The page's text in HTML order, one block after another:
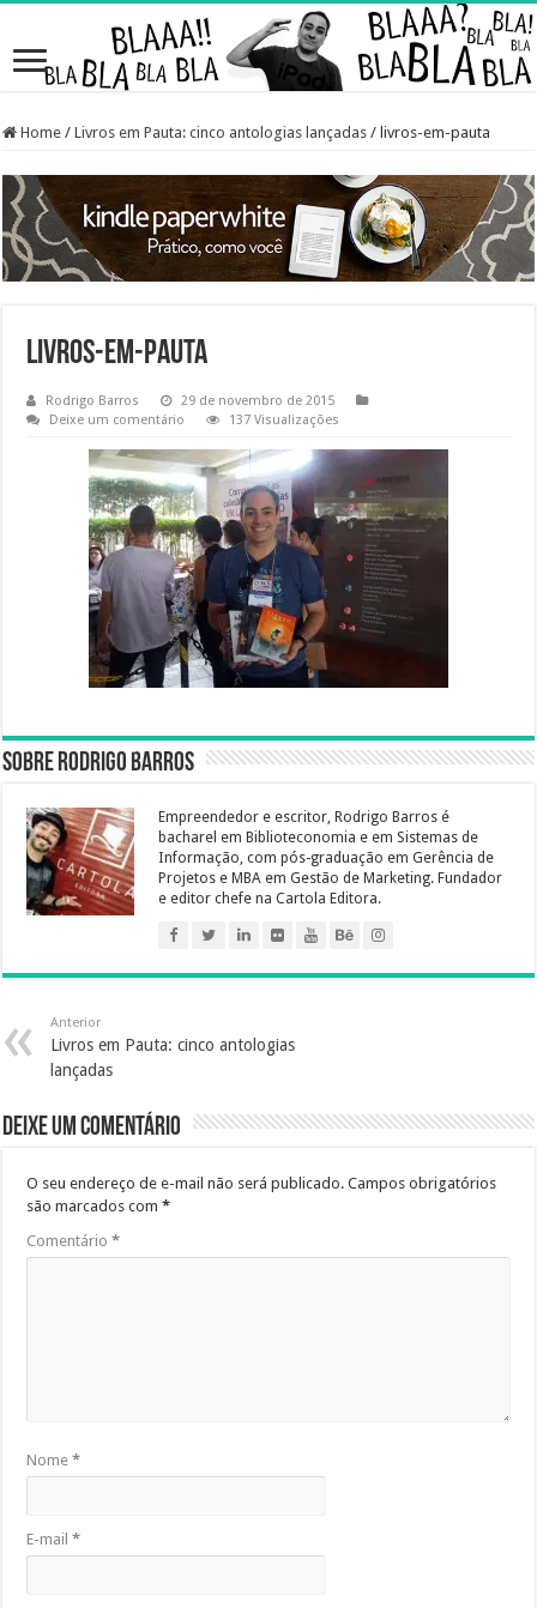
Home / Livros em Pauta: cinco antologias lançadas / livros-em-pauta
livros-em-pauta
Rodrigo Barros
29 de novembro de 2015
Deixe um comentário
137 Visualizações
Sobre Rodrigo Barros
Empreendedor e escritor, Rodrigo Barros é
bacharel em Biblioteconomia e em Sistemas de
Informação, com pós-graduação em Gerência de
Projetos e MBA em Gestão de Marketing. Fundador
e editor chefe na Cartola Editora.
Anterior
Livros em Pauta: cinco antologias
lançadas
Deixe um comentário
O seu endereço de e-mail não será publicado. Campos obrigatórios
são marcados com*
Comentário*
Nome*
E-mail*